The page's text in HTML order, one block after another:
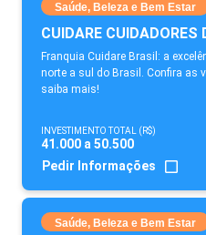
Saúde, Beleza e Bem Estar
CUIDARE CUIDADORES
Franquia Cuidare Brasil: a
norte a sul do Brasil. Confira as
saiba mais!
INVESTIMENTO TOTAL (R$)
41.000 a 50.500
Pedir Informações
Saúde, Beleza e Bem Estar